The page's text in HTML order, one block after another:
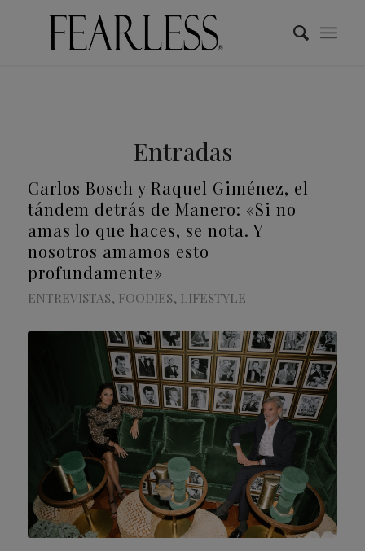
Entradas
Carlos Bosch y Raquel Giménez, el
tándem detrás de Manero: «Si no
amas lo que haces, se nota. Y
nosotros amamos esto
profundamente»
ENTREVISTAS, FOODIES, LIFESTYLE